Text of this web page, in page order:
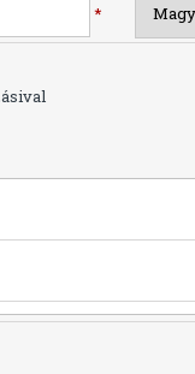
*